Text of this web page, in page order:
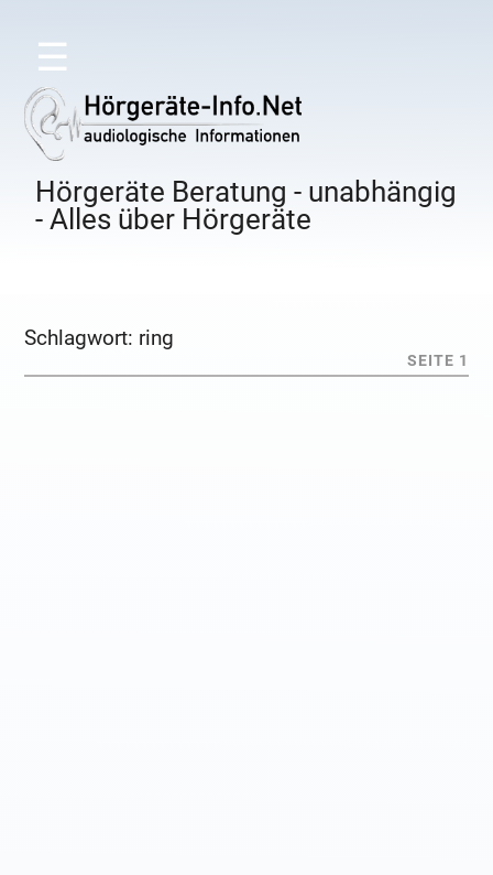
☰
Hörgeräte Beratung - unabhängig
- Alles über Hörgeräte
Schlagwort: ring
SEITE 1